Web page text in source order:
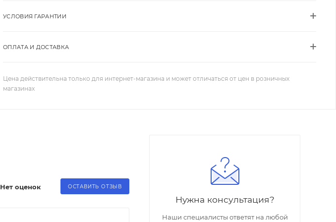
УСЛОВИЯ ГАРАНТИИ
ОПЛАТА И ДОСТАВКА
Цена действительна только для интернет-магазина и может отличаться от цен в розничных
магазинах
Нет оценок ОСТАВИТЬ ОТЗЫВ
Нужна консультация?
Наши специалисты ответят на любой